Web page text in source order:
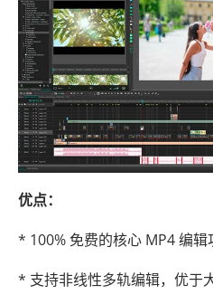
优点：
* 100% 免费的核心 MP4 编辑
* 支持非线性多轨编辑，优于